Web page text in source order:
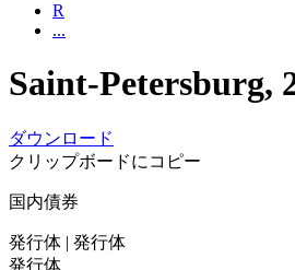
R
...
Saint-Petersburg,
ダウンロード
クリップボードにコピー
国内債券
発行体 | 発行体
発行体